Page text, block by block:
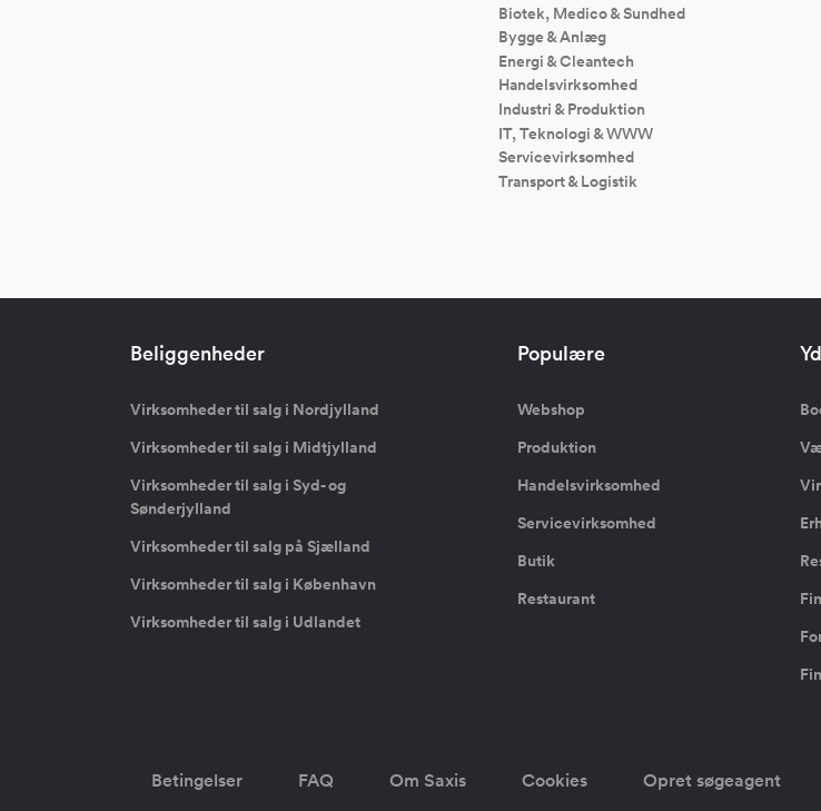
Biotek, Medico & Sundhed
Bygge & Anlæg
Energi & Cleantech
Handelsvirksomhed
Industri & Produktion
IT, Teknologi & WWW
Servicevirksomhed
Transport & Logistik
Beliggenheder
Virksomheder til salg i Nordjylland
Virksomheder til salg i Midtjylland
Virksomheder til salg i Syd- og
Sønderjylland
Virksomheder til salg på Sjælland
Virksomheder til salg i København
Virksomheder til salg i Udlandet
Populære
Webshop
Produktion
Handelsvirksomhed
Servicevirksomhed
Butik
Restaurant
Betingelser FAQ Om Saxis Cookies Opret søgeagent